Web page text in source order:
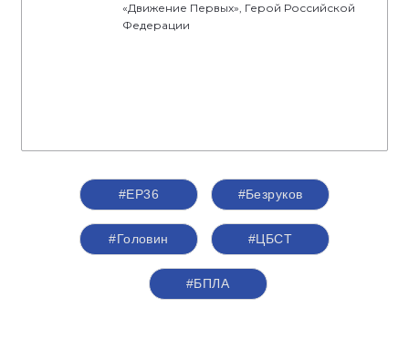
«Движение Первых», Герой Российской
Федерации
#ЕР36 #Безруков
#Головин #ЦБСТ
#БПЛА